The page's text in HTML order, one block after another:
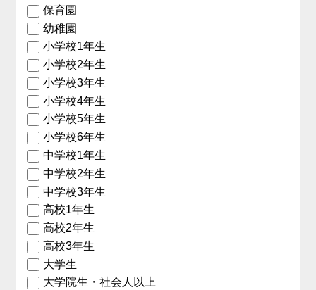
保育園
幼稚園
小学校1年生
小学校2年生
小学校3年生
小学校4年生
小学校5年生
小学校6年生
中学校1年生
中学校2年生
中学校3年生
高校1年生
高校2年生
高校3年生
大学生
大学院生・社会人以上